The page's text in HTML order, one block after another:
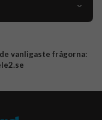
vanligaste frågorna: